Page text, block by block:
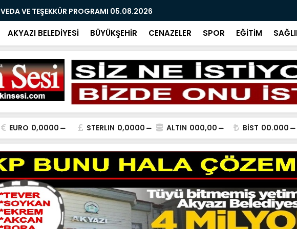
VEDA VE TEŞEKKÜR PROGRAMI 05.08.2026
AKYAZI BELEDİYESİ BÜYÜKŞEHİR CENAZELER SPOR EĞİTİM
EURO 0,0000 STERLIN 0,0000 ALTIN 000,00 BİST 00.000